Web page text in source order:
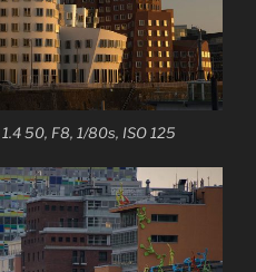
50, F8, 1/80s, ISO 125